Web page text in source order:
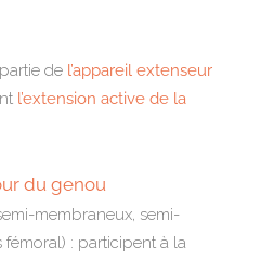
de l’appareil extenseur
l’extension active de la
du genou
membraneux, semi-
: participent à la